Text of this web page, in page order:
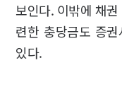
보인다. 이밖에 채
련한 충당금도 증
있다.